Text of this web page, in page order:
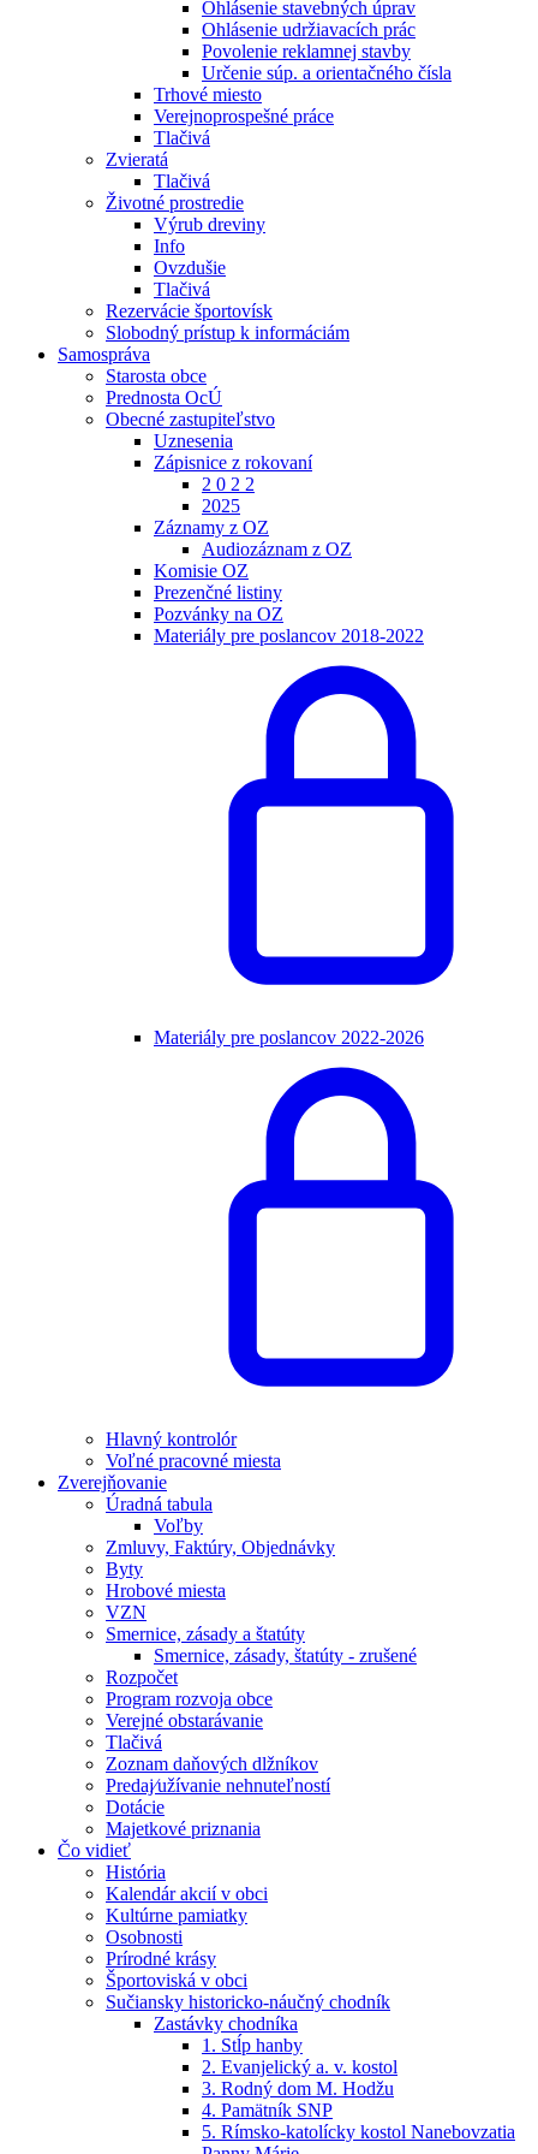
Ohlásenie stavebných úprav
Ohlásenie udržiavacích prác
Povolenie reklamnej stavby
Určenie súp. a orientačného čísla
Trhové miesto
Verejnoprospešné práce
Tlačivá
Zvieratá
Tlačivá
Životné prostredie
Výrub dreviny
Info
Ovzdušie
Tlačivá
Rezervácie športovísk
Slobodný prístup k informáciám
Samospráva
Starosta obce
Prednosta OcÚ
Obecné zastupiteľstvo
Uznesenia
Zápisnice z rokovaní
2 0 2 2
2025
Záznamy z OZ
Audiozáznam z OZ
Komisie OZ
Prezenčné listiny
Pozvánky na OZ
Materiály pre poslancov 2018-2022
Materiály pre poslancov 2022-2026
Hlavný kontrolór
Voľné pracovné miesta
Zverejňovanie
Úradná tabula
Voľby
Zmluvy, Faktúry, Objednávky
Byty
Hrobové miesta
VZN
Smernice, zásady a štatúty
Smernice, zásady, štatúty - zrušené
Rozpočet
Program rozvoja obce
Verejné obstarávanie
Tlačivá
Zoznam daňových dlžníkov
Predaj⁄užívanie nehnuteľností
Dotácie
Majetkové priznania
Čo vidieť
História
Kalendár akcií v obci
Kultúrne pamiatky
Osobnosti
Prírodné krásy
Športoviská v obci
Sučiansky historicko-náučný chodník
Zastávky chodníka
1. Stĺp hanby
2. Evanjelický a. v. kostol
3. Rodný dom M. Hodžu
4. Pamätník SNP
5. Rímsko-katolícky kostol Nanebovzatia